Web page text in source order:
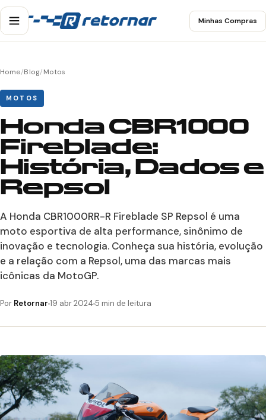
Minhas Compras
Home/Blog/Motos
MOTOS
Honda CBR1000
Fireblade:
História, Dados e
Repsol
A Honda CBR1000RR-R Fireblade SP Repsol é uma
moto esportiva de alta performance, sinônimo de
inovação e tecnologia. Conheça sua história, evolução
e a relação com a Repsol, uma das marcas mais
icônicas da MotoGP.
Por Retornar 19 abr 2024 5 min de leitura